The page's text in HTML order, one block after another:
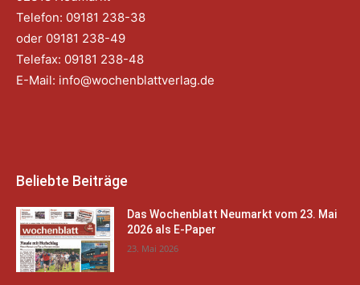
Telefon: 09181 238-38
oder 09181 238-49
Telefax: 09181 238-48
E-Mail: info@wochenblattverlag.de
Beliebte Beiträge
Das Wochenblatt Neumarkt vom 23. Mai
2026 als E-Paper
23. Mai 2026